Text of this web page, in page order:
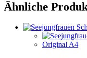
Ähnliche
Original A4